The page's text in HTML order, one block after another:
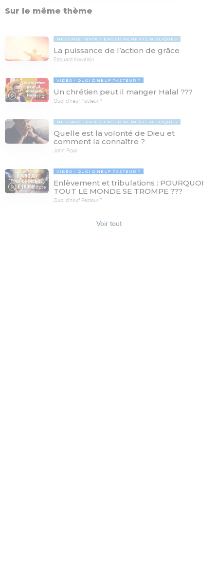
Sur le même thème
MESSAGE TEXTE ENSEIGNEMENTS BIBLIQUES
La puissance de l’action de grâce
Edouard Kowalski
17:21
VIDÉO QUOI D'NEUF PASTEUR ?
Un chrétien peut il manger Halal ???
Quoi d'neuf Pasteur ?
MESSAGE TEXTE ENSEIGNEMENTS BIBLIQUES
Quelle est la volonté de Dieu et
comment la connaître ?
John Piper
78:19
VIDÉO QUOI D'NEUF PASTEUR ?
Enlèvement et tribulations : POURQUOI
TOUT LE MONDE SE TROMPE ???
Quoi d'neuf Pasteur ?
Voir tout